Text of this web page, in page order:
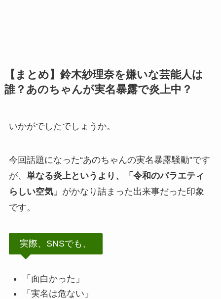
【まとめ】鈴木紗理奈を嫌いな芸能人は
誰？あのちゃんが実名暴露で炎上中？
いかがでしたでしょうか。
今回話題になった“あのちゃんの実名暴露騒動”です
が、 単なる炎上というより、「令和のバラエティ
らしい空気」 がかなり詰まった出来事だった印象
です。
実際、SNSでも、
「面白かった」
「実名は危ない」